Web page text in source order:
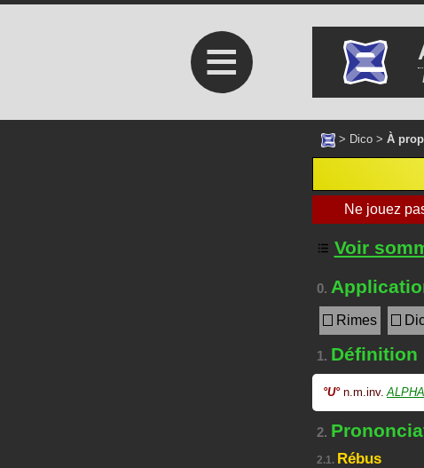
≡
> Dico > À
Voir
0.
Rimes
1. Définition
°U° n.m.inv.
2.
2.1. Rébus